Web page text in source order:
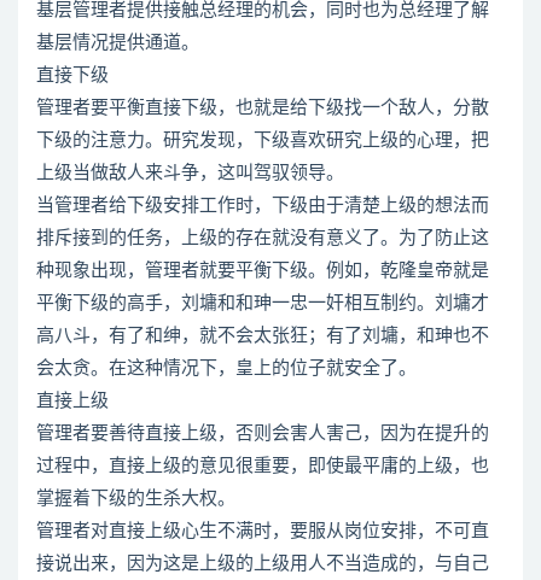
基层管理者提供接触总经理的机会，同时也为总经理了解
基层情况提供通道。
直接下级
管理者要平衡直接下级，也就是给下级找一个敌人，分散
下级的注意力。研究发现，下级喜欢研究上级的心理，把
上级当做敌人来斗争，这叫驾驭领导。
当管理者给下级安排工作时，下级由于清楚上级的想法而
排斥接到的任务，上级的存在就没有意义了。为了防止这
种现象出现，管理者就要平衡下级。例如，乾隆皇帝就是
平衡下级的高手，刘墉和和珅一忠一奸相互制约。刘墉才
高八斗，有了和绅，就不会太张狂；有了刘墉，和珅也不
会太贪。在这种情况下，皇上的位子就安全了。
直接上级
管理者要善待直接上级，否则会害人害己，因为在提升的
过程中，直接上级的意见很重要，即使最平庸的上级，也
掌握着下级的生杀大权。
管理者对直接上级心生不满时，要服从岗位安排，不可直
接说出来，因为这是上级的上级用人不当造成的，与自己